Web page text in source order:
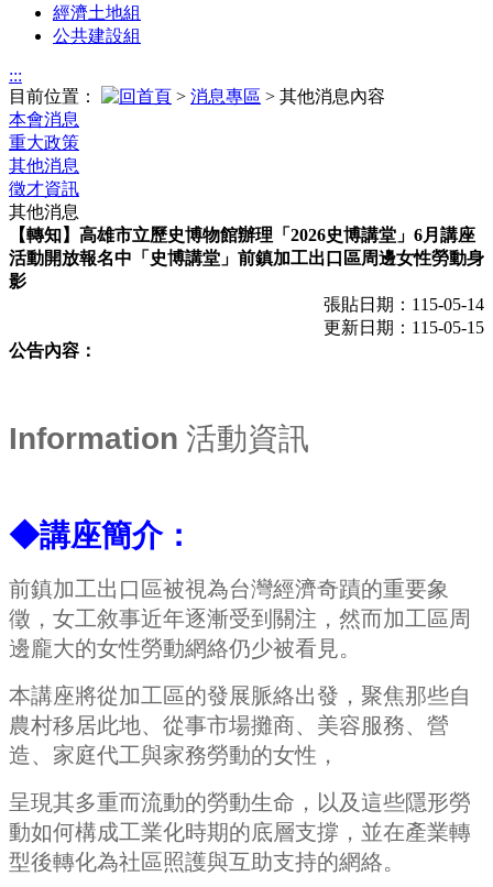
經濟土地組
公共建設組
:::
目前位置：
> 消息專區 > 其他消息內容
本會消息
重大政策
其他消息
徵才資訊
其他消息
【轉知】高雄市立歷史博物館辦理「2026史博講堂」6月講座
活動開放報名中「史博講堂」前鎮加工出口區周邊女性勞動身
影
張貼日期：115-05-14
更新日期：115-05-15
公告內容：
Information 活動資訊
◆講座簡介：
前鎮加工出口區被視為台灣經濟奇蹟的重要象
徵，女工敘事近年逐漸受到關注，然而加工區周
邊龐大的女性勞動網絡仍少被看見。
本講座將從加工區的發展脈絡出發，聚焦那些自
農村移居此地、從事市場攤商、美容服務、營
造、家庭代工與家務勞動的女性，
呈現其多重而流動的勞動生命，以及這些隱形勞
動如何構成工業化時期的底層支撐，並在產業轉
型後轉化為社區照護與互助支持的網絡。